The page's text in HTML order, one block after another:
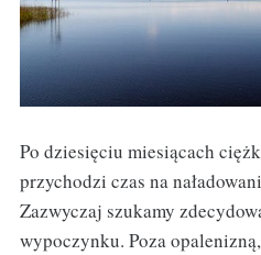
Po dziesięciu miesiącach
przychodzi czas na
Zazwyczaj szukamy
wypoczynku. Poza